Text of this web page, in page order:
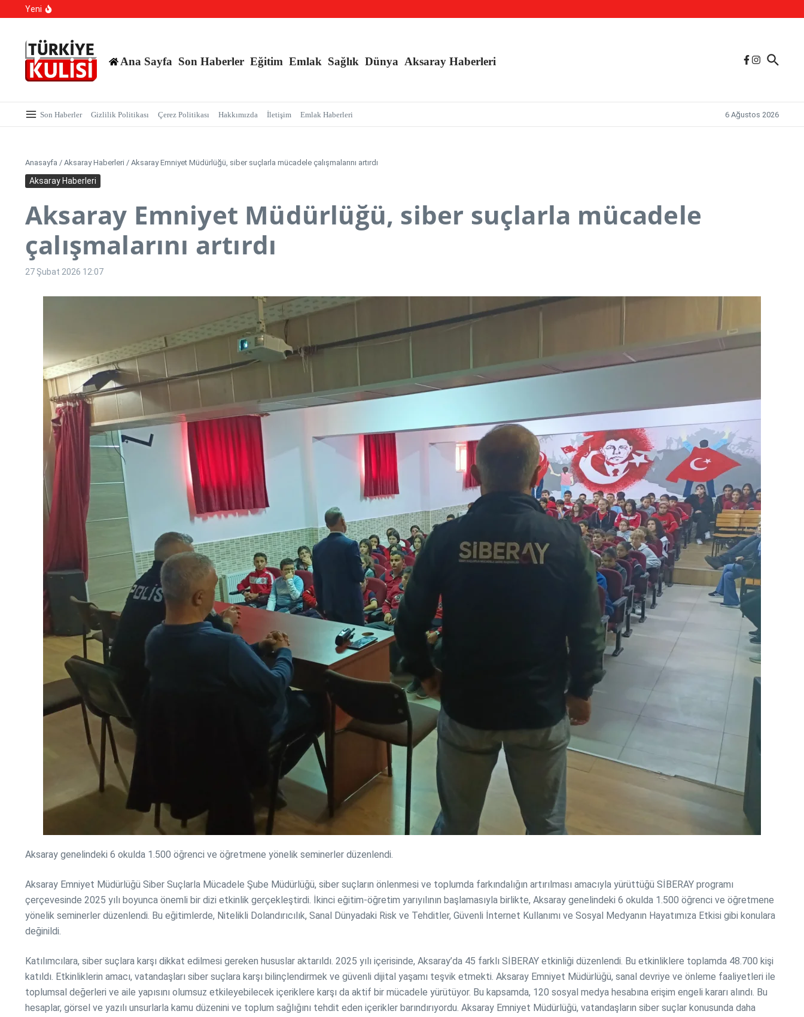
İçeriğe atla
Yeni
Hangi Hatalar Çocuk Dünyasını Yıkar?
Ana Sayfa Son Haberler Eğitim Emlak Sağlık Dünya Aksaray Haberleri
Son Haberler Gizlilik Politikası Çerez Politikası Hakkımızda İletişim Emlak Haberleri 6 Ağustos 2026
Anasayfa / Aksaray Haberleri / Aksaray Emniyet Müdürlüğü, siber suçlarla mücadele çalışmalarını artırdı
Aksaray Haberleri
Aksaray Emniyet Müdürlüğü, siber suçlarla mücadele
çalışmalarını artırdı
27 Şubat 2026 12:07
Aksaray genelindeki 6 okulda 1.500 öğrenci ve öğretmene yönelik seminerler düzenlendi.
Aksaray Emniyet Müdürlüğü Siber Suçlarla Mücadele Şube Müdürlüğü, siber suçların önlenmesi ve toplumda farkındalığın artırılması amacıyla yürüttüğü SİBERAY programı
çerçevesinde 2025 yılı boyunca önemli bir dizi etkinlik gerçekleştirdi. İkinci eğitim-öğretim yarıyılının başlamasıyla birlikte, Aksaray genelindeki 6 okulda 1.500 öğrenci ve öğretmene
yönelik seminerler düzenlendi. Bu eğitimlerde, Nitelikli Dolandırıcılık, Sanal Dünyadaki Risk ve Tehditler, Güvenli İnternet Kullanımı ve Sosyal Medyanın Hayatımıza Etkisi gibi konulara
değinildi.
Katılımcılara, siber suçlara karşı dikkat edilmesi gereken hususlar aktarıldı. 2025 yılı içerisinde, Aksaray’da 45 farklı SİBERAY etkinliği düzenlendi. Bu etkinliklere toplamda 48.700 kişi
katıldı. Etkinliklerin amacı, vatandaşları siber suçlara karşı bilinçlendirmek ve güvenli dijital yaşamı teşvik etmekti. Aksaray Emniyet Müdürlüğü, sanal devriye ve önleme faaliyetleri ile
toplumsal değerleri ve aile yapısını olumsuz etkileyebilecek içeriklere karşı da aktif bir mücadele yürütüyor. Bu kapsamda, 120 sosyal medya hesabına erişim engeli kararı alındı. Bu
hesaplar, görsel ve yazılı unsurlarla kamu düzenini ve toplum sağlığını tehdit eden içerikler barındırıyordu. Aksaray Emniyet Müdürlüğü, vatandaşların siber suçlar konusunda daha